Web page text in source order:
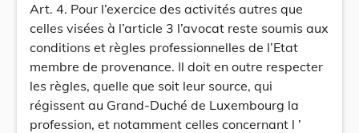
Art. 4. Pour l’exercice des activités autres que
celles visées à l’article 3 l’avocat reste soumis aux
conditions et règles professionnelles de l’Etat
membre de provenance. Il doit en outre respecter
les règles, quelle que soit leur source, qui
régissent au Grand-Duché de Luxembourg la
profession, et notamment celles concernant l ’